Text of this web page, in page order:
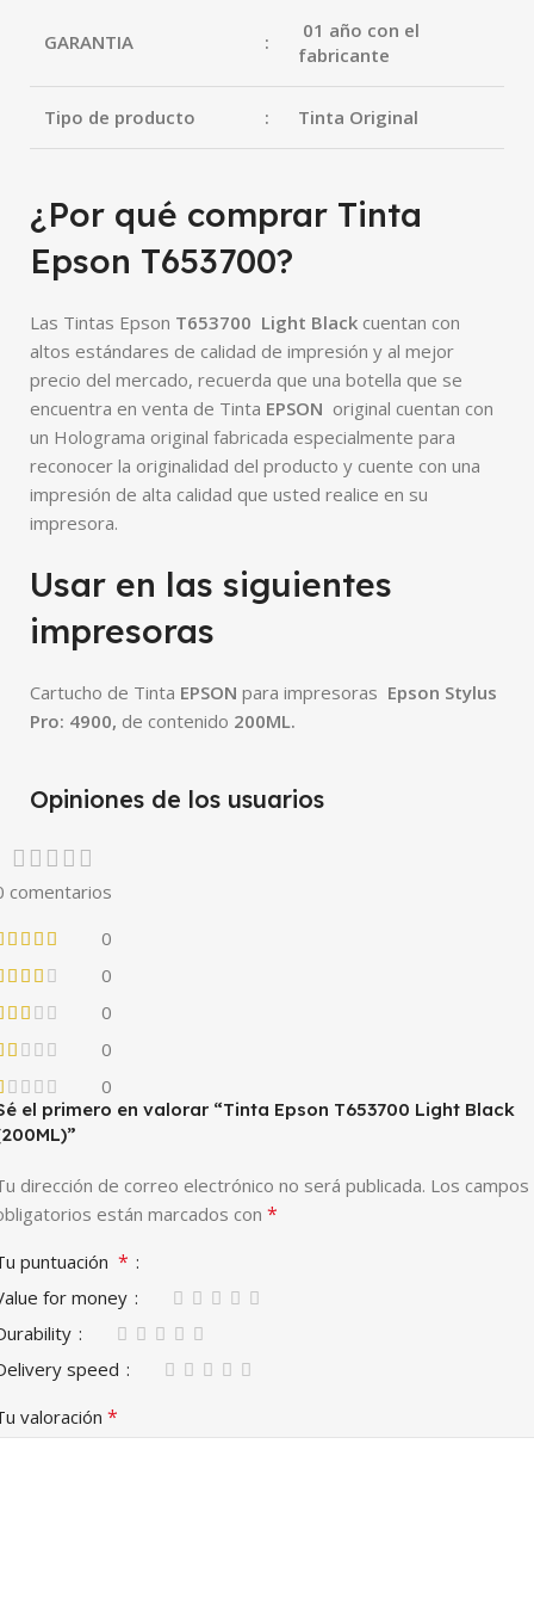
GARANTIA :
01 año con el
fabricante
Tipo de producto : Tinta Original
¿Por qué comprar Tinta
Epson T653700?
Las Tintas Epson T653700 Light Black cuentan con
altos estándares de calidad de impresión y al mejor
precio del mercado, recuerda que una botella que se
encuentra en venta de Tinta EPSON original cuentan con
un Holograma original fabricada especialmente para
reconocer la originalidad del producto y cuente con una
impresión de alta calidad que usted realice en su
impresora.
Usar en las siguientes
impresoras
Cartucho de Tinta EPSON para impresoras Epson Stylus
Pro: 4900, de contenido 200ML.
Opiniones de los usuarios
comentarios
0
0
0
0
0
el primero en valorar “Tinta Epson T653700 Light Black
dirección de correo electrónico no será publicada. Los campos
están marcados con *
puntuación *
for money
speed
valoración *